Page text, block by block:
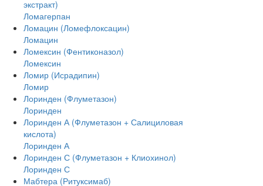
экстракт)
Ломагерпан
Ломацин (Ломефлоксацин)
Ломацин
Ломексин (Фентиконазол)
Ломексин
Ломир (Исрадипин)
Ломир
Лоринден (Флуметазон)
Лоринден
Лоринден А (Флуметазон + Салициловая
кислота)
Лоринден А
Лоринден С (Флуметазон + Клиохинол)
Лоринден С
Мабтера (Ритуксимаб)